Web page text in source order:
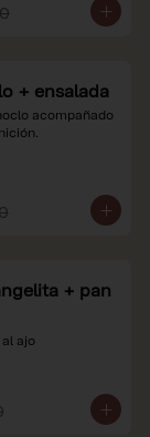
+ ensalada
acompañado
+ pan
ajo